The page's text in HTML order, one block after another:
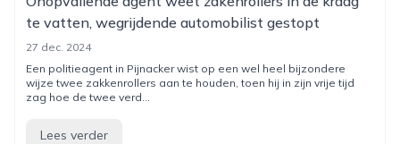
te vatten, wegrijdende automobilist gestopt
27 dec. 2024
Een politieagent in Pijnacker wist op een wel heel bijzondere
wijze twee zakkenrollers aan te houden, toen hij in zijn vrije tijd
zag hoe de twee verd...
Lees verder